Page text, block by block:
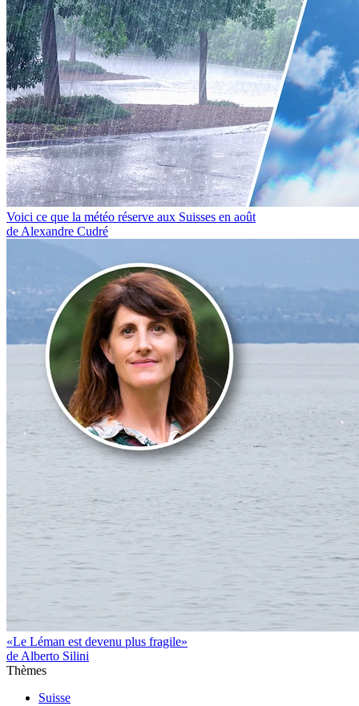
Voici ce que la météo réserve aux Suisses en août
de Alexandre Cudré
«Le Léman est devenu plus fragile»
de Alberto Silini
Thèmes
Suisse